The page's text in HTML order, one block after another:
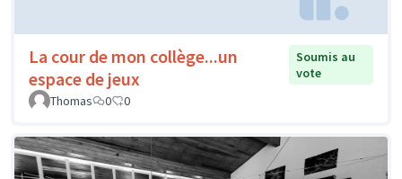
La cour de mon collège...un
espace de jeux
Soumis au
vote
Thomas
0 0